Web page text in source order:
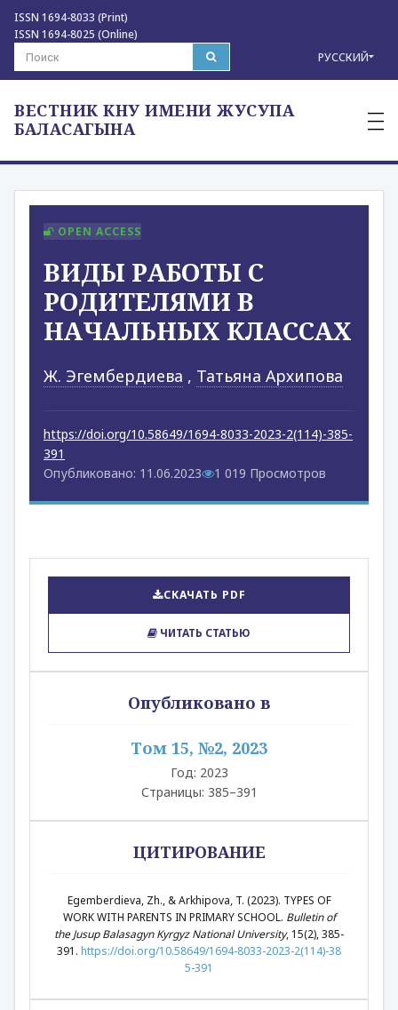
ISSN 1694-8033 (Print)
ISSN 1694-8025 (Online)
РУССКИЙ
ВЕСТНИК КНУ ИМЕНИ ЖУСУПА
БАЛАСАГЫНА
—
—
—
OPEN ACCESS
ВИДЫ РАБОТЫ С
РОДИТЕЛЯМИ В
НАЧАЛЬНЫХ КЛАССАХ
Ж. Эгембердиева , Татьяна Архипова
https://doi.org/10.58649/1694-8033-2023-2(114)-385-
391
Опубликовано: 11.06.2023
1 019 Просмотров
СКАЧАТЬ PDF
ЧИТАТЬ СТАТЬЮ
Опубликовано в
Том 15, №2, 2023
Год: 2023
Страницы: 385–391
ЦИТИРОВАНИЕ
Egemberdieva, Zh., & Arkhipova, T. (2023). TYPES OF
WORK WITH PARENTS IN PRIMARY SCHOOL. Bulletin of
the Jusup Balasagyn Kyrgyz National University, 15(2), 385-
391. https://doi.org/10.58649/1694-8033-2023-2(114)-38
5-391